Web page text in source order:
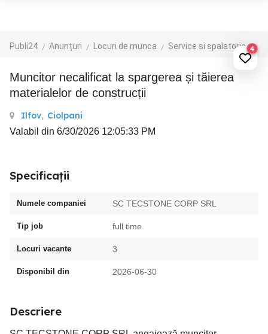
Publi24 Anunțuri Locuri de munca Service si spalatorie auto4
Muncitor necalificat la spargerea și tăierea
materialelor de construcții
Ilfov, Ciolpani
Valabil din 6/30/2026 12:05:33 PM
Specificații
Numele companiei SC TECSTONE CORP SRL
Tip job full time
Locuri vacante 3
Disponibil din 2026-06-30
Descriere